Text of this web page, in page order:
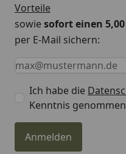
Vorteile
sowiesofort einen
per E-Mail sichern:
Keine Eingabe
Eingabe erforderlich
E-Mail *
Ich habe die
Kenntnis genommen
Anmelden